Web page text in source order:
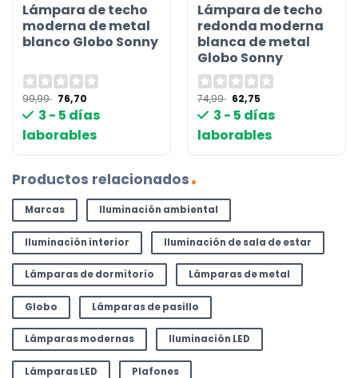
Lámpara de techo
moderna de metal
blanco Globo Sonny
99,99 El
precio
original
99,99 €.
76,70
actual
76,70 €.
3 - 5 días
laborables
Lámpara de techo
redonda moderna
blanca de metal
Globo Sonny
74,99 El
precio
original
74,99 €.
62,75
actual
62,75 €.
3 - 5 días
laborables
Productos relacionados
Marcas Iluminación ambiental
Iluminación interior Iluminación de sala de estar
Lámparas de dormitorio Lámparas de metal
Globo Lámparas de pasillo
Lámparas modernas Iluminación LED
Lámparas LED Plafones